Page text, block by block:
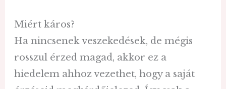
Miért káros?
Ha nincsenek veszekedések, de mégis
rosszul érzed magad, akkor ez a
hiedelem ahhoz vezethet, hogy a saját